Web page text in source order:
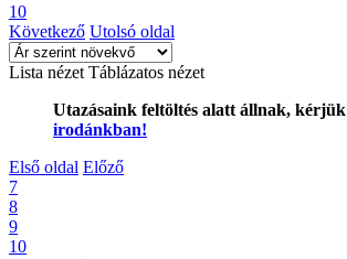
10
Következő Utolsó oldal
Lista nézet Táblázatos nézet
Utazásaink feltöltés alatt állnak, kérjük
irodánkban!
Első oldal Előző
7
8
9
10